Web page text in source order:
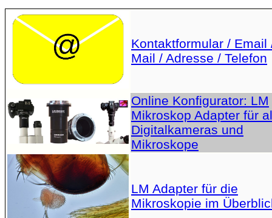
Kontaktformular / Email
Mail / Adresse / Telefon
Online Konfigurator: LM
Mikroskop Adapter für
Digitalkameras und
Mikroskope
LM Adapter für die
Mikroskopie im